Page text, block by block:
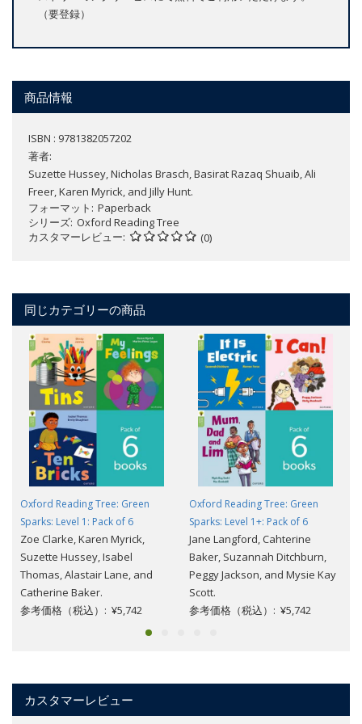
（要登録）
商品情報
ISBN : 9781382057202
著者:
Suzette Hussey, Nicholas Brasch, Basirat Razaq Shuaib, Ali
Freer, Karen Myrick, and Jilly Hunt.
フォーマット
Paperback
シリーズ Oxford Reading Tree
カスタマーレビュー
(0)
同じカテゴリーの商品
Oxford Reading Tree: Green
Sparks: Level 1: Pack of 6
Zoe Clarke, Karen Myrick,
Suzette Hussey, Isabel
Thomas, Alastair Lane, and
Catherine Baker.
参考価格（税込）: ¥5,742
Oxford Reading Tree: Green
Sparks: Level 1+: Pack of 6
Jane Langford, Cahterine
Baker, Suzannah Ditchburn,
Peggy Jackson, and Mysie Kay
Scott.
参考価格（税込）: ¥5,742
カスタマーレビュー